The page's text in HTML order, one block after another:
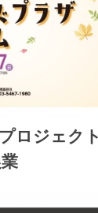
ロジェク